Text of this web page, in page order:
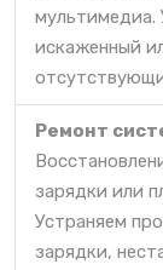
мультимедиа.
искаженный
Ремонт
зарядки или
Устраняем
зарядки,